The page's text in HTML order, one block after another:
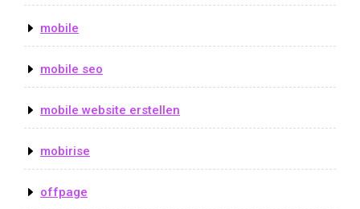
mobile
mobile seo
mobile website erstellen
mobirise
offpage